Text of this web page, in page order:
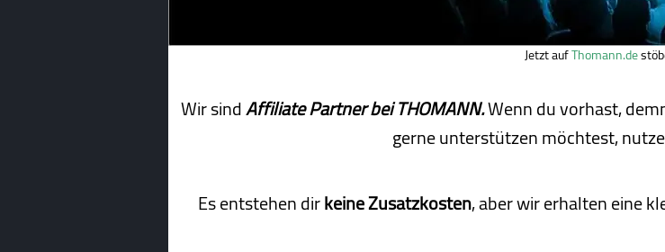
Jetzt aufThomann.de
Wir sindAffiliate Partner bei THOMANN.Wenn du vorhast,
gerne unterstützen möchtest,
Es entstehen dirkeine Zusatzkosten, aber wir erhalten eine